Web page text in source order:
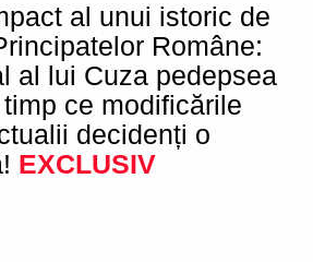
al unui istoric de
Române:
al lui Cuza pedepsea
ce modificările
decidenți o
EXCLUSIV